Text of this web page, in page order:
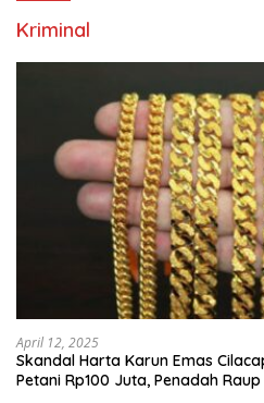
Kriminal
April 12, 2025
Skandal Harta Karun Emas
Petani Rp100 Juta, Penadah